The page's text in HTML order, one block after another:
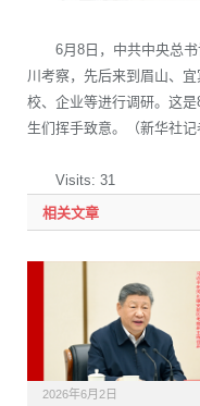
6月8日，中共中央总
川考察，先后来到眉山、
校、企业等进行调研。这
生们挥手致意。（新华社记
Visits: 31
相关文章
2026年6月2日